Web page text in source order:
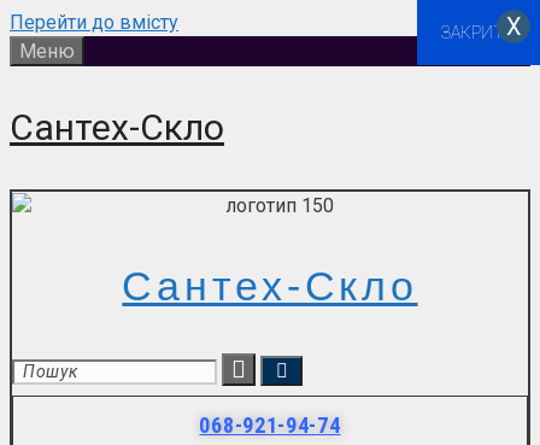
Перейти до вмісту
Меню
Сантех-Скло
Сантех-Скло
068-921-94-74
ЗАКРИТИХ